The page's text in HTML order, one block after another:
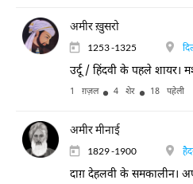
अमीर ख़ुसरो
1253 -1325
उर्दू / हिंदवी के पहले शायर।
1 ग़ज़ल 4 शेर 18 पहेली
अमीर मीनाई
1829 -1900
दाग़ देहलवी के समकालीन।